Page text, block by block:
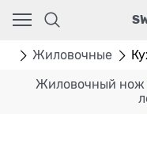
Жиловочные
Жиловочный нож
Ваш город - Москва,
угадали?
ДА НЕТ